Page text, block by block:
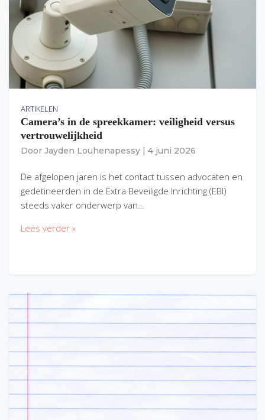
ARTIKELEN
Camera’s in de spreekkamer: veiligheid versus
vertrouwelijkheid
Door Jayden Louhenapessy 4 juni 2026
De afgelopen jaren is het contact tussen advocaten en
gedetineerden in de Extra Beveiligde Inrichting (EBI)
steeds vaker onderwerp van…
Lees verder »